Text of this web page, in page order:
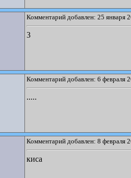
Комментарий добавлен: 25 января
3
Комментарий добавлен: 6 февраля
.....
Комментарий добавлен: 8 февраля
киса